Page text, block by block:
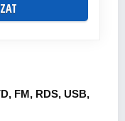
FM, RDS, USB,